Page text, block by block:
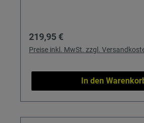
Regulärer Preis:
219,95 €
Preise inkl. MwSt. zzgl.
In den